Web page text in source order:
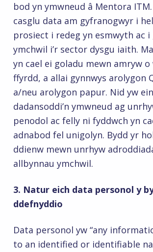
bod yn ymwneud â Mentora
casglu data am gyfranogwyr i
prosiect i redeg yn esmwyth ac i
ymchwil i’r sector dysgu iaith.
yn cael ei goladu mewn amryw o
ffyrdd, a allai gynnwys arolygon
a/neu arolygon papur. Nid yw
dadansoddi’n ymwneud ag
penodol ac felly ni fyddwch yn
adnabod fel unigolyn. Bydd yr
ddienw mewn unrhyw
allbynnau ymchwil.
3. Natur eich data personol y
ddefnyddio
Data personol yw “any
to an identified or identifiable